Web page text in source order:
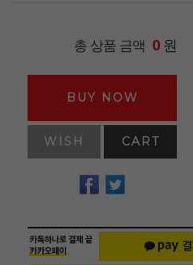
총 상품 금액 0원
BUY NOW
WISH CART